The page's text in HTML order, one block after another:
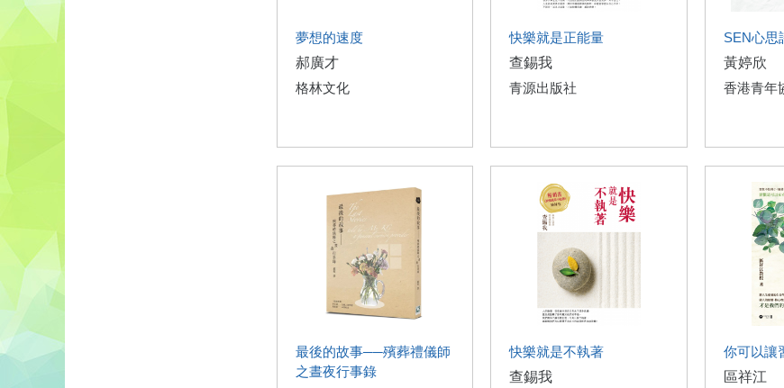
夢想的速度
郝廣才
格林文化
快樂就是正能量
查錫我
青源出版社
SEN心思
黃婷欣
香港青年
最後的故事──殯葬禮儀師
之晝夜行事錄
快樂就是不執著
查錫我
你可以讓
區祥江